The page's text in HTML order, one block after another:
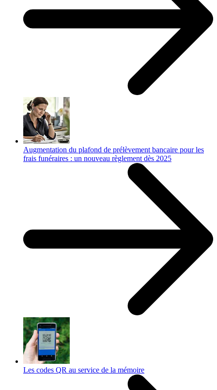
Augmentation du plafond de prélèvement bancaire pour les
frais funéraires : un nouveau règlement dès 2025
Les codes QR au service de la mémoire